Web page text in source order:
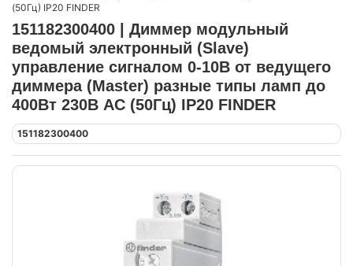
(50Гц) IP20 FINDER
151182300400 | Диммер модульный
ведомый электронный (Slave)
управление сигналом 0-10В от ведущего
диммера (Master) разные типы ламп до
400Вт 230В AC (50Гц) IP20 FINDER
151182300400